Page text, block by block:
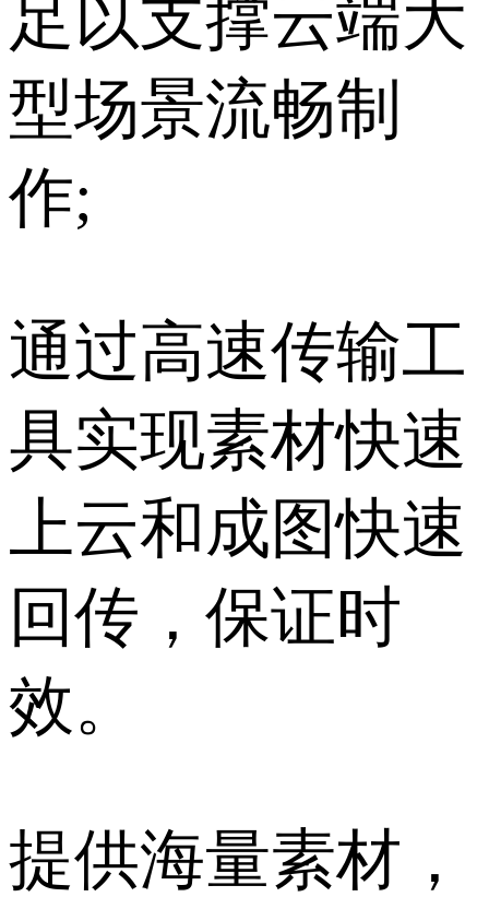
足以支撑云端大
型场景流畅制
作;
通过高速传输工
具实现素材快速
上云和成图快速
回传，保证时
效。
提供海量素材，